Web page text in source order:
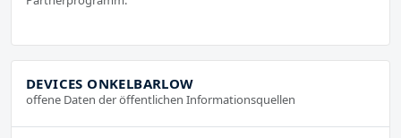
DEVICES ONKELBARLOW
offene Daten der öffentlichen Informationsquellen